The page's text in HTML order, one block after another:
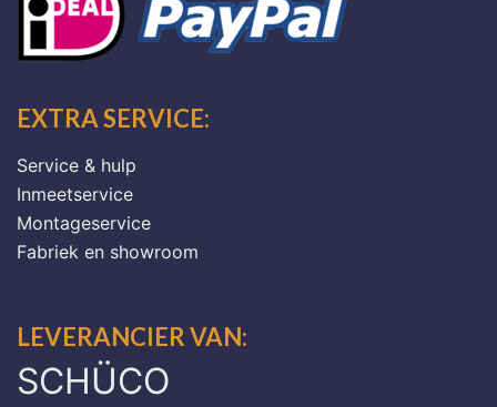
EXTRA SERVICE:
Service & hulp
Inmeetservice
Montageservice
Fabriek en showroom
LEVERANCIER VAN:
SCHÜCO